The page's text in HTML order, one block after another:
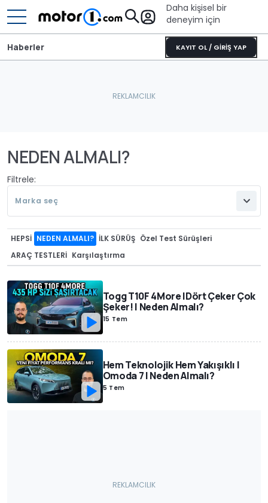
Daha kişisel bir
deneyim için
KAYIT OL / GİRİŞ YAP
Haberler
NEDEN ALMALI?
Filtrele:
Marka seç
HEPSI NEDEN ALMALI? İLK SÜRÜŞ Özel Test Sürüşleri
ARAÇ TESTLERİ Karşılaştırma
Togg T10F 4More |Dört Çeker Çok
Şeker! | Neden Almalı?
15 Tem
Hem Teknolojik Hem Yakışıklı |
Omoda 7 | Neden Almalı?
5 Tem